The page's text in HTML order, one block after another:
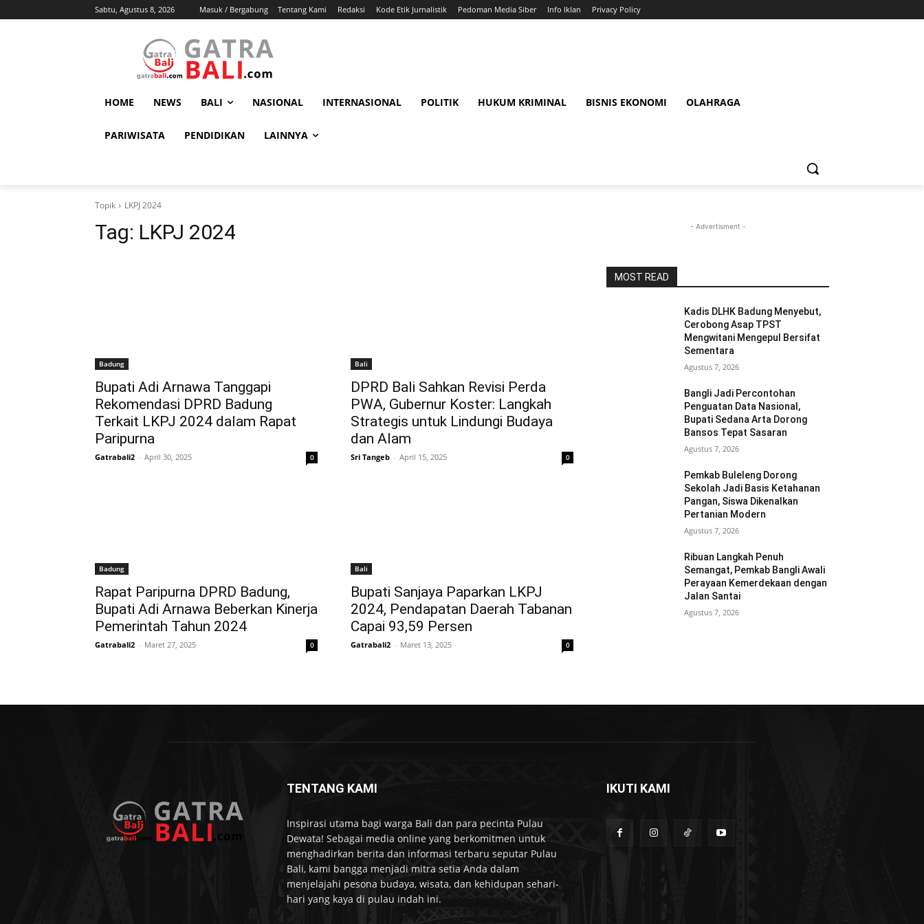
Sabtu, Agustus 8, 2026 Masuk / Bergabung Tentang Kami Redaksi Kode Etik Jurnalistik Pedoman Media Siber Info Iklan Privacy Policy
HOME NEWS BALI NASIONAL INTERNASIONAL POLITIK HUKUM KRIMINAL BISNIS EKONOMI OLAHRAGA
PARIWISATA PENDIDIKAN LAINNYA
Topik LKPJ 2024
Tag: LKPJ 2024
Badung
Bupati Adi Arnawa Tanggapi
Rekomendasi DPRD Badung
Terkait LKPJ 2024 dalam Rapat
Paripurna
Gatrabali2 - April 30, 2025 0
Bali
DPRD Bali Sahkan Revisi Perda
PWA, Gubernur Koster: Langkah
Strategis untuk Lindungi Budaya
dan Alam
Sri Tangeb - April 15, 2025 0
Badung
Rapat Paripurna DPRD Badung,
Bupati Adi Arnawa Beberkan Kinerja
Pemerintah Tahun 2024
Gatrabali2 - Maret 27, 2025 0
Bali
Bupati Sanjaya Paparkan LKPJ
2024, Pendapatan Daerah Tabanan
Capai 93,59 Persen
Gatrabali2 - Maret 13, 2025 0
- Advertisment -
MOST READ
Kadis DLHK Badung Menyebut,
Cerobong Asap TPST
Mengwitani Mengepul Bersifat
Sementara
Agustus 7, 2026
Bangli Jadi Percontohan
Penguatan Data Nasional,
Bupati Sedana Arta Dorong
Bansos Tepat Sasaran
Agustus 7, 2026
Pemkab Buleleng Dorong
Sekolah Jadi Basis Ketahanan
Pangan, Siswa Dikenalkan
Pertanian Modern
Agustus 7, 2026
Ribuan Langkah Penuh
Semangat, Pemkab Bangli Awali
Perayaan Kemerdekaan dengan
Jalan Santai
Agustus 7, 2026
TENTANG KAMI
Inspirasi utama bagi warga Bali dan para pecinta Pulau
Dewata! Sebagai media online yang berkomitmen untuk
menghadirkan berita dan informasi terbaru seputar Pulau
Bali, kami bangga menjadi mitra setia Anda dalam
menjelajahi pesona budaya, wisata, dan kehidupan sehari-
hari yang kaya di pulau indah ini.
IKUTI KAMI